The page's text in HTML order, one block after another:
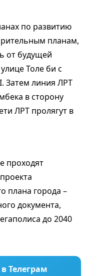
по развитию
планам,
от будущей
Толе би с
Затем линия ЛРТ
в сторону
ЛРТ пролягут в
проходят
плана города –
документа,
до 2040
Телеграм